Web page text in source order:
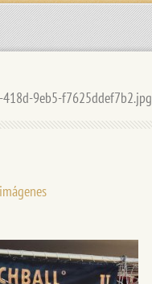
9eb5-f7625ddef7b2.jpg